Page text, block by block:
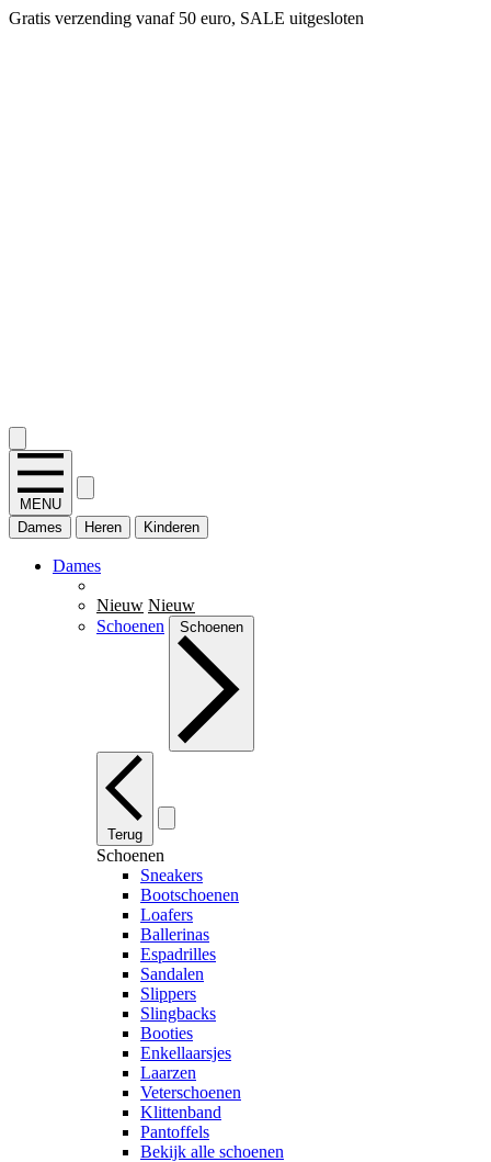
Gratis verzending vanaf 50 euro, SALE uitgesloten
MENU
Dames
Heren Kinderen
Dames
Nieuw Nieuw
Schoenen
Schoenen
Terug
Schoenen
Sneakers
Bootschoenen
Loafers
Ballerinas
Espadrilles
Sandalen
Slippers
Slingbacks
Booties
Enkellaarsjes
Laarzen
Veterschoenen
Klittenband
Pantoffels
Bekijk alle schoenen